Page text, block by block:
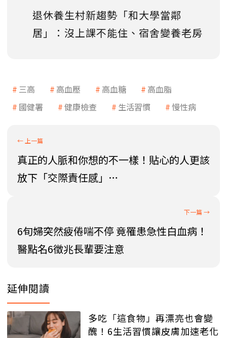
退休養生村新趨勢「和大學當鄰
居」：沒上課不能住、宿舍變養老房
三高 高血壓 高血糖
高血脂
國健署
健康檢查 生活習慣 慢性病
真正的人脈和你想的不一樣！貼心的人更該
放下「交際責任感」…
6旬婦突然疲倦喘不停 竟罹患急性白血病！
醫點名6徵兆長輩要注意
延伸閱讀
多吃「這食物」再漂亮也會變
醜！6生活習慣讓皮膚加速老化